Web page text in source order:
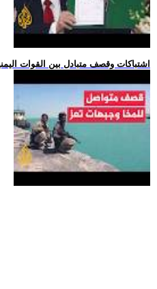
.. اشتباكات وقصف متبادل بين القوات